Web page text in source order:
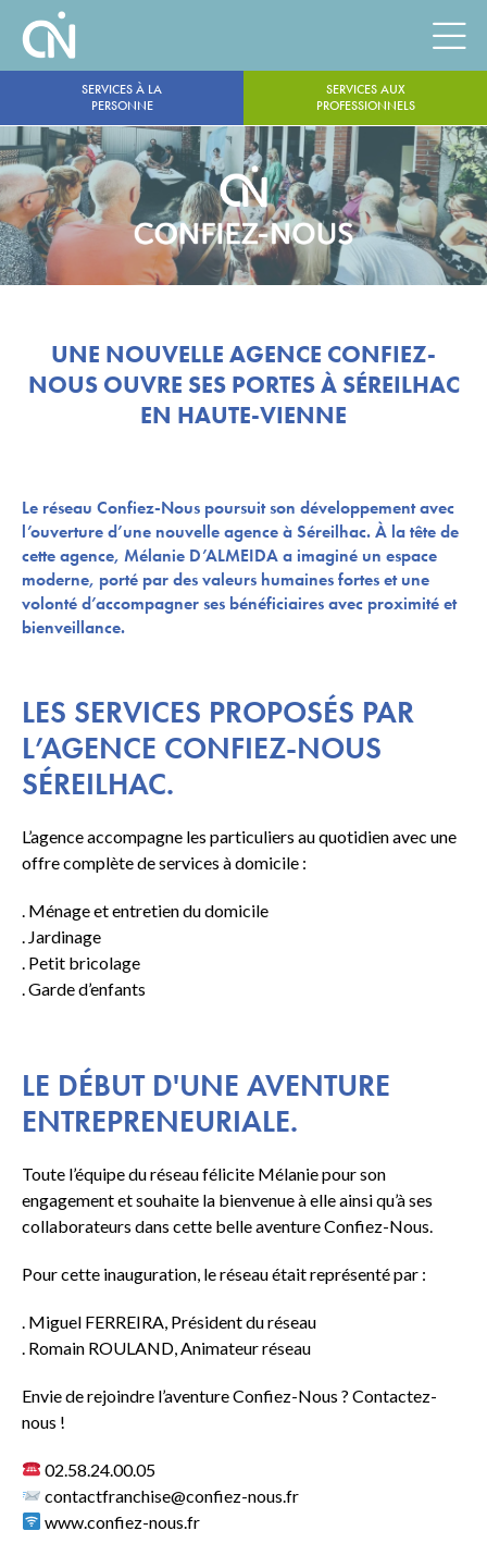
SERVICES À LA
PERSONNE
SERVICES AUX
PROFESSIONNELS
UNE NOUVELLE AGENCE CONFIEZ-
NOUS OUVRE SES PORTES À SÉREILHAC
EN HAUTE-VIENNE
Le réseau Confiez-Nous poursuit son développement avec
l’ouverture d’une nouvelle agence à Séreilhac. À la tête de
cette agence, Mélanie D’ALMEIDA a imaginé un espace
moderne, porté par des valeurs humaines fortes et une
volonté d’accompagner ses bénéficiaires avec proximité et
bienveillance.
LES SERVICES PROPOSÉS PAR
L’AGENCE CONFIEZ-NOUS
SÉREILHAC.
L’agence accompagne les particuliers au quotidien avec une
offre complète de services à domicile :
. Ménage et entretien du domicile
. Jardinage
. Petit bricolage
. Garde d’enfants
LE DÉBUT D'UNE AVENTURE
ENTREPRENEURIALE.
Toute l’équipe du réseau félicite Mélanie pour son
engagement et souhaite la bienvenue à elle ainsi qu’à ses
collaborateurs dans cette belle aventure Confiez-Nous.
Pour cette inauguration, le réseau était représenté par :
. Miguel FERREIRA, Président du réseau
. Romain ROULAND, Animateur réseau
Envie de rejoindre l’aventure Confiez-Nous ? Contactez-
nous !
02.58.24.00.05
contactfranchise@confiez-nous.fr
www.confiez-nous.fr